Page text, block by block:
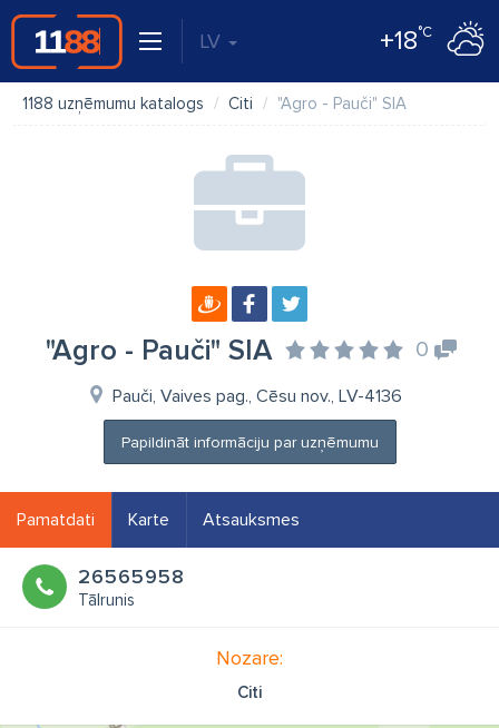
LV +18°C
1188 uzņēmumu katalogs Citi "Agro - Pauči" SIA
"Agro - Pauči" SIA 0
Pauči, Vaives pag., Cēsu nov., LV-4136
Papildināt informāciju par uzņēmumu
Pamatdati Karte Atsauksmes
26565958
Tālrunis
Nozare:
Citi